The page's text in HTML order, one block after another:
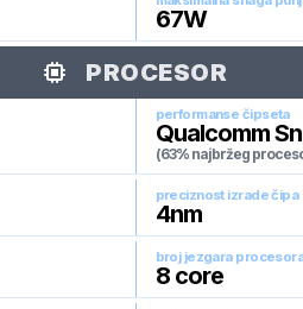
67W
PROCESOR
performanse čipseta
Qualcomm
(63% najbržeg
preciznost izrade čipa
4nm
broj jezgara
8core